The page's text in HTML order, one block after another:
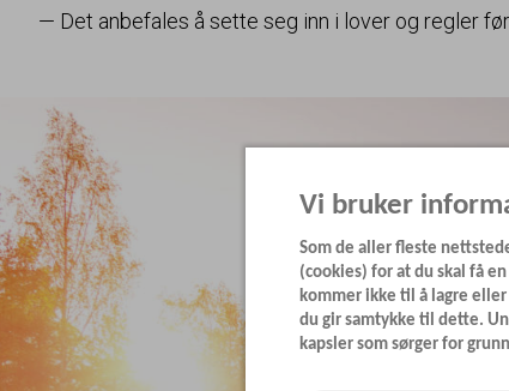
— Det anbefales å sette seg inn i lover og regler
Vi bruker
Som de aller fleste
(cookies) for at du skal få
kommer ikke til å lagre
du gir samtykke til dette.
kapsler som sørger for